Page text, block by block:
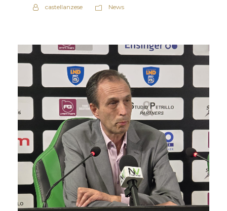
castellanzese News